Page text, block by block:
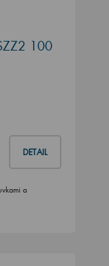
100
DETAIL
a